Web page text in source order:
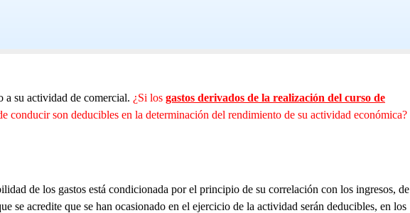
a su actividad de comercial. ¿Si los gastos derivados de la realización del curso de
conducir son deducibles en la determinación del rendimiento de su actividad económica?
de los gastos está condicionada por el principio de su correlación con los ingresos, de
se acredite que se han ocasionado en el ejercicio de la actividad serán deducibles, en los